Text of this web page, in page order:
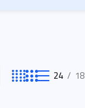
18
24